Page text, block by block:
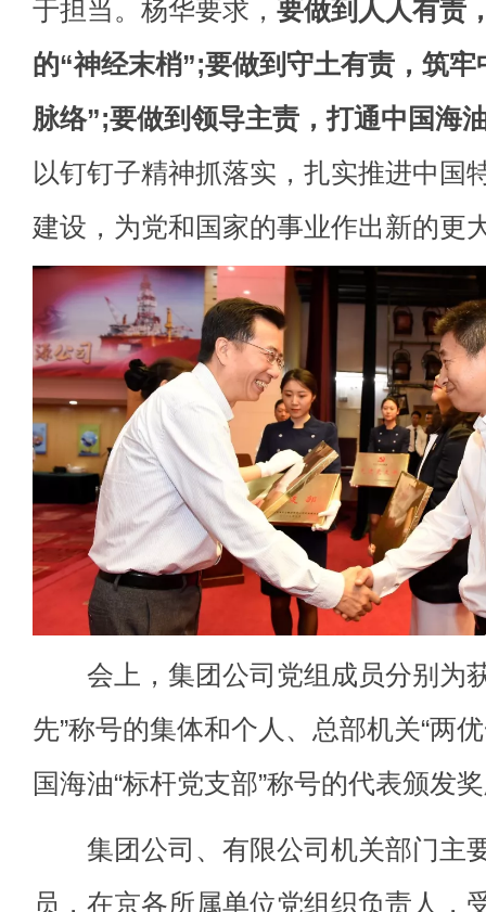
于担当。杨华要求， 要做到人人有责
的“神经末梢”;要做到守土有责，筑
脉络”;要做到领导主责，打通中国海
以钉钉子精神抓落实，扎实推进中国
建设，为党和国家的事业作出新的更
会上，集团公司党组成员分别为
先”称号的集体和个人、总部机关“两
国海油“标杆党支部”称号的代表颁发
集团公司、有限公司机关部门主
员，在京各所属单位党组织负责人，